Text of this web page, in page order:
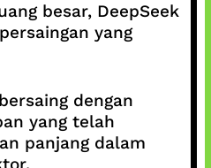
besar, DeepSeek
yang
dengan
yang telah
panjang dalam